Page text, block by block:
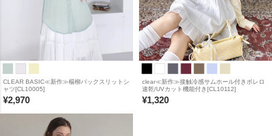
CLEAR BASIC≪新作≫楊柳バックスリットシ
ャツ[CL10005]
¥2,970
clear≪新作≫接触冷感サムホール付きボレロ
速乾/UVカット機能付き[CL10112]
¥1,320